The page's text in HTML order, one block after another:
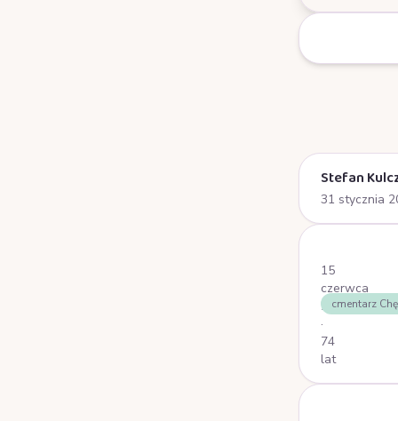
Stefan
31 stycznia
15
czerwca
2025
·
74
lat
cmentarz